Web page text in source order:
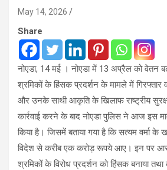
May 14, 2026
Share
नोएडा, 14 मई । नोएडा में 13 अप्रैल को वेतन
श्रमिकों के हिंसक प्रदर्शन के मामले में गिरफ्तार
और उनके साथी आकृति के खिलाफ राष्ट्रीय
कार्रवाई करने के बाद नोएडा पुलिस ने आज इस
किया है। जिसमें बताया गया है कि सत्यम वर्मा के
विदेश से करीब एक करोड़ रूपये आए। इन पर
श्रमिकों के विरोध प्रदर्शन को हिंसक बनाया तथा